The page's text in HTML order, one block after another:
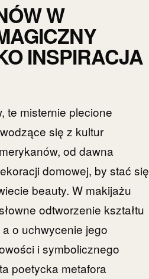
W
INSPIRACJA
te misternie plecione
się z kultur
od dawna
domowej, by stać się
beauty. W makijażu
odtworzenie kształtu
o uchwycenie jego
i symbolicznego
poetycka metafora